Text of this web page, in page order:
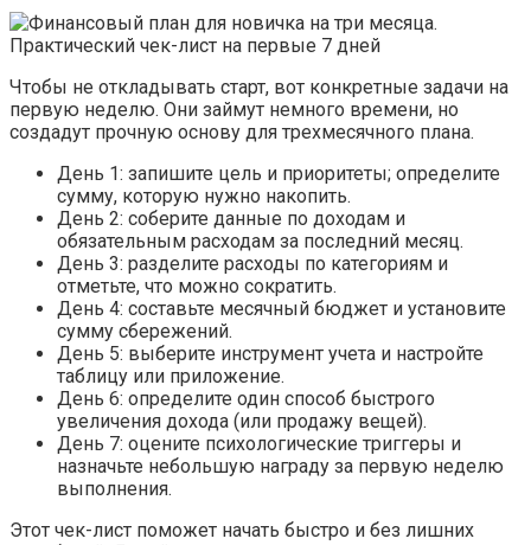
Чтобы не откладывать старт, вот конкретные задачи на
первую неделю. Они займут немного времени, но
создадут прочную основу для трехмесячного плана.
День 1: запишите цель и приоритеты; определите
сумму, которую нужно накопить.
День 2: соберите данные по доходам и
обязательным расходам за последний месяц.
День 3: разделите расходы по категориям и
отметьте, что можно сократить.
День 4: составьте месячный бюджет и установите
сумму сбережений.
День 5: выберите инструмент учета и настройте
таблицу или приложение.
День 6: определите один способ быстрого
увеличения дохода (или продажу вещей).
День 7: оцените психологические триггеры и
назначьте небольшую награду за первую неделю
выполнения.
Этот чек-лист поможет начать быстро и без лишних